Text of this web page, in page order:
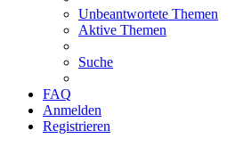
Unbeantwortete Themen
Aktive Themen
Suche
FAQ
Anmelden
Registrieren